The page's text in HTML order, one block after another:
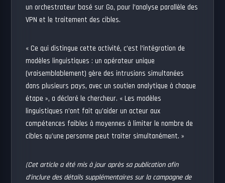
un orchestrateur basé sur Go, pour l’analyse parallèle des
VPN et le traitement des cibles.
« Ce qui distingue cette activité, c’est l’intégration de
modèles linguistiques : un opérateur unique
(vraisemblablement) gère des intrusions simultanées
dans plusieurs pays, avec un soutien analytique à chaque
étape », a déclaré le chercheur. « Les modèles
linguistiques n’ont fait qu’aider un acteur aux
compétences faibles à moyennes à limiter le nombre de
cibles qu’une personne peut traiter simultanément. »
(Cet article a été mis à jour après sa publication afin
d’inclure des détails supplémentaires sur la campagne de